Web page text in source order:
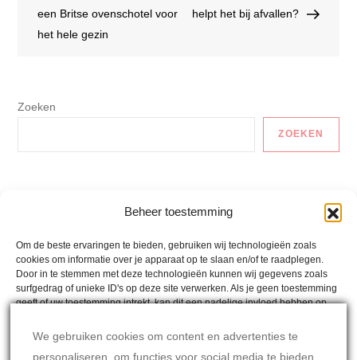
Beheer toestemming
Om de beste ervaringen te bieden, gebruiken wij technologieën zoals
cookies om informatie over je apparaat op te slaan en/of te raadplegen.
Door in te stemmen met deze technologieën kunnen wij gegevens zoals
surfgedrag of unieke ID's op deze site verwerken. Als je geen toestemming
geeft of uw toestemming intrekt, kan dit een nadelige invloed hebben op
navigatie
een Britse ovenschotel voor
het hele gezin
helpt het bij afvallen?
Zoeken
ZOEKEN
Lactosevrije Recepten
Mina´s Weetjes
We gebruiken cookies om content en advertenties te
personaliseren, om functies voor social media te bieden